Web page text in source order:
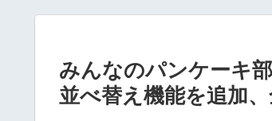
みんなのパンケーキ
並べ替え機能を追加